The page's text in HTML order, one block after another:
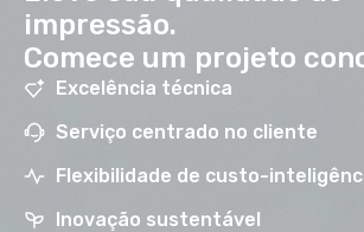
impressão.
Comece um projeto
Excelência técnica
Serviço centrado no cliente
Flexibilidade de custo-
Inovação sustentável